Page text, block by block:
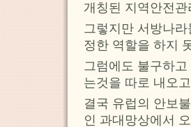
개칭된 지역안전
그렇지만 서방나
정한 역할을 하지
그럼에도 불구하
는것을 따로 내오
결국 유럽의 안보
인 과대망상에서